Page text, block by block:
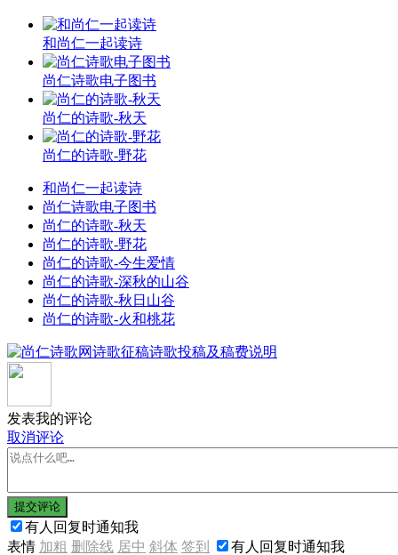
和尚仁一起读诗
尚仁诗歌电子图书
尚仁的诗歌-秋天
尚仁的诗歌-野花
和尚仁一起读诗
尚仁诗歌电子图书
尚仁的诗歌-秋天
尚仁的诗歌-野花
尚仁的诗歌-今生爱情
尚仁的诗歌-深秋的山谷
尚仁的诗歌-秋日山谷
尚仁的诗歌-火和桃花
发表我的评论
取消评论
提交评论
有人回复时通知我
表情 加粗 删除线 居中 斜体 签到 有人回复时通知我